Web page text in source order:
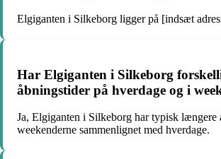
Elgiganten i Silkeborg ligger på [indsæt
Har Elgiganten i Silkeborg
åbningstider på hverdage og i
Ja, Elgiganten i Silkeborg har typisk længere
weekenderne sammenlignet med hverdage.